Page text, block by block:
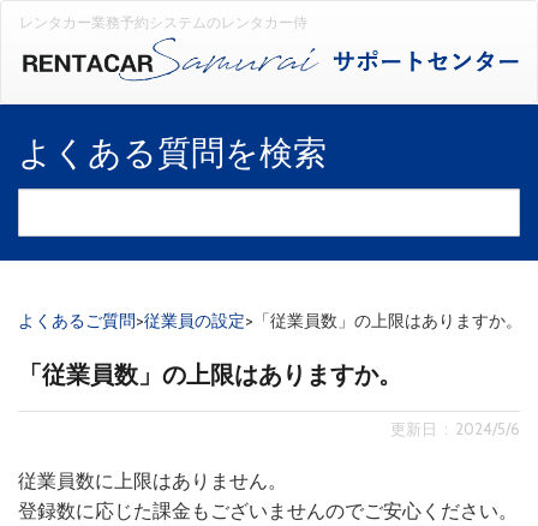
レンタカー業務予約システムのレンタカー侍
よくある質問を検索
よくあるご質問>従業員の設定> 「従業員数」の上限はありますか。
「従業員数」の上限はありますか。
更新日 : 2024/5/6
従業員数に上限はありません。
登録数に応じた課金もございませんのでご安心ください。